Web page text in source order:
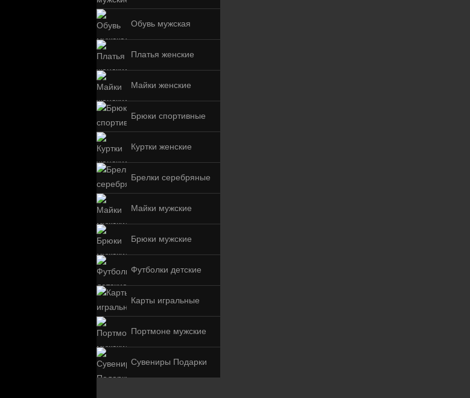
Обувь мужская
Платья женские
Майки женские
Брюки спортивные
Куртки женские
Брелки серебряные
Майки мужские
Брюки мужские
Футболки детские
Карты игральные
Портмоне мужские
Сувениры Подарки